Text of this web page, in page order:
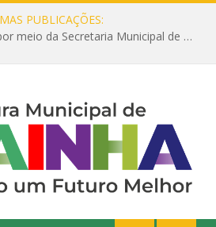
PUBLICAÇÕES:
Prefeitura de Prainha, por meio da Secretaria Municipal de Educação, abre 354 vagas na área da Educação para 2025 com processo seletivo simplificado